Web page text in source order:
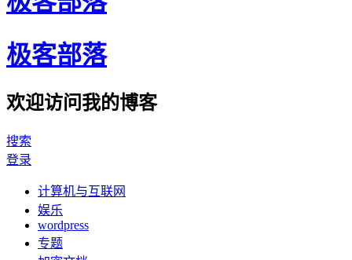
极客部落
欢迎访问我的博客
搜索
登录
计算机与互联网
娱乐
wordpress
专题